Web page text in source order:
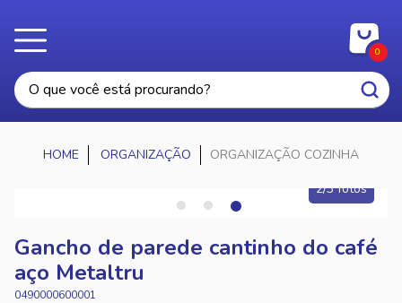
0
ORGANIZAÇÃO
ORGANIZAÇÃO COZINHA
2/3 fotos
Gancho de parede cantinho do café
aço Metaltru
0490000600001